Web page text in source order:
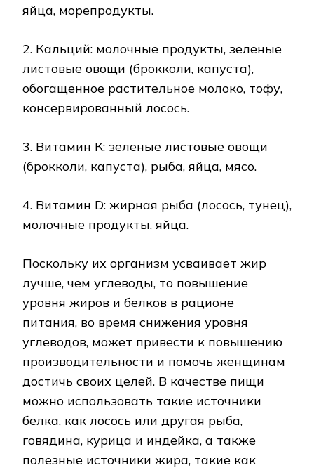
яйца, морепродукты.
2. Кальций: молочные продукты, зеленые
листовые овощи (брокколи, капуста),
обогащенное растительное молоко, тофу,
консервированный лосось.
3. Витамин К: зеленые листовые овощи
(брокколи, капуста), рыба, яйца, мясо.
4. Витамин D: жирная рыба (лосось, тунец),
молочные продукты, яйца.
Поскольку их организм усваивает жир
лучше, чем углеводы, то повышение
уровня жиров и белков в рационе
питания, во время снижения уровня
углеводов, может привести к повышению
производительности и помочь женщинам
достичь своих целей. В качестве пищи
можно использовать такие источники
белка, как лосось или другая рыба,
говядина, курица и индейка, а также
полезные источники жира, такие как